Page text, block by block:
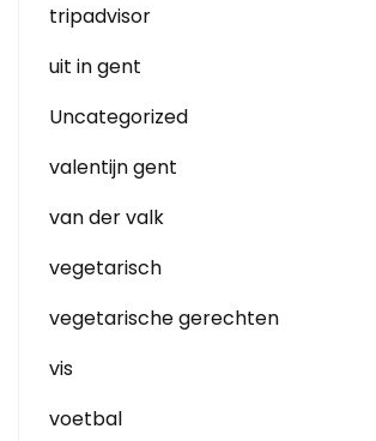
tripadvisor
uit in gent
Uncategorized
valentijn gent
van der valk
vegetarisch
vegetarische gerechten
vis
voetbal